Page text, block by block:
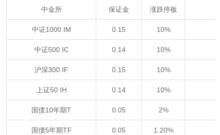
中金所 保证金 涨跌停板
中证1000 IM 0.15 10%
中证500 IC 0.14 10%
沪深300 IF 0.15 10%
上证50 IH 0.14 10%
国债10年期T 0.05 2%
国债5年期TF 0.05 1.20%